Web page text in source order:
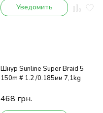
Уведомить
Шнур Sunline Super Braid 5
150m # 1.2 /0.185мм 7,1kg
468 грн.